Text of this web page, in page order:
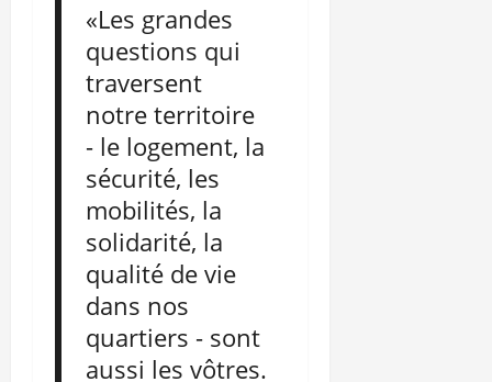
«Les grandes
questions qui
traversent
notre territoire
- le logement, la
sécurité, les
mobilités, la
solidarité, la
qualité de vie
dans nos
quartiers - sont
aussi les vôtres.